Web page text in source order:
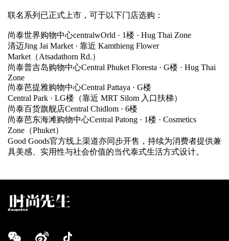
联名系列已正式上市，可于以下门店选购：
尚泰世界购物中心centralwOrld · 1楼 · Hug Thai Zone
清迈Jing Jai Market · 靠近 Kamthieng Flower
Market（Atsadathorn Rd.）
尚泰普吉岛购物中心Central Phuket Floresta · G楼 · Hug Thai
Zone
尚泰芭提雅购物中心Central Pattaya · G楼
Central Park · LG楼（靠近 MRT Silom 入口扶梯）
尚泰百货旗舰店Central Chidlom · 6楼
尚泰芭东海滩购物中心Central Patong · 1楼 · Cosmetics
Zone（Phuket）
Good Goods官方线上渠道亦同步开售，持续为消费者提供兼
具美感、实用性与社会价值的当代泰式生活方式设计。